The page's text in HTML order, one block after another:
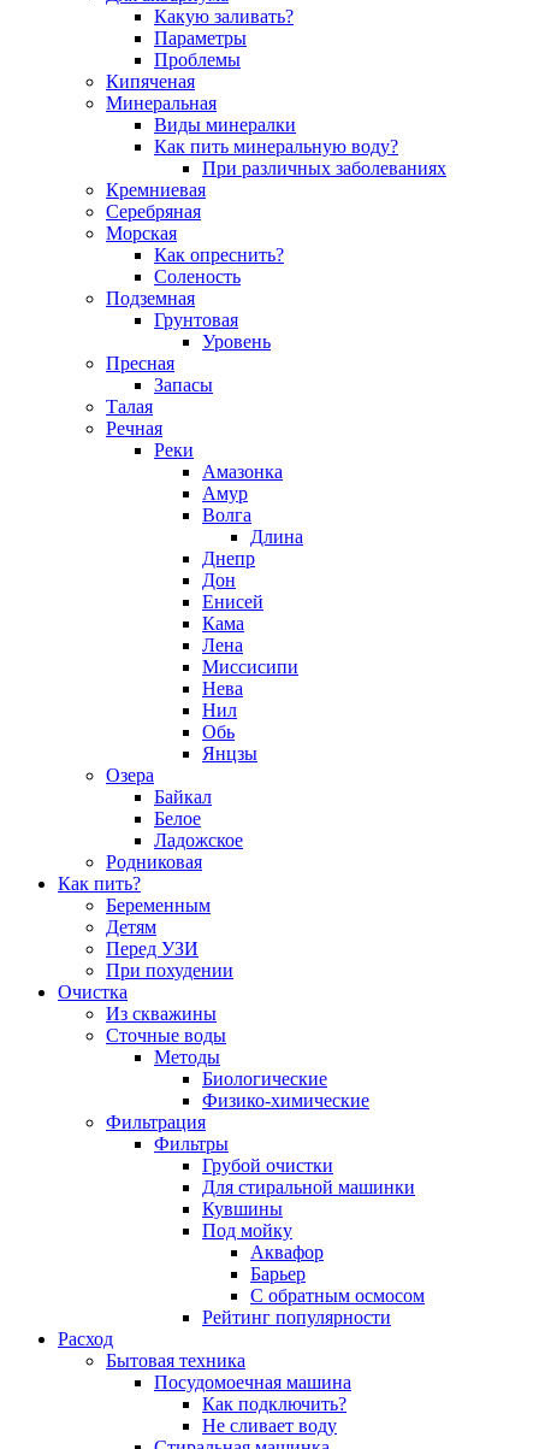
Какую заливать?
Параметры
Проблемы
Кипяченая
Минеральная
Виды минералки
Как пить минеральную воду?
При различных заболеваниях
Кремниевая
Серебряная
Морская
Как опреснить?
Соленость
Подземная
Грунтовая
Уровень
Пресная
Запасы
Талая
Речная
Реки
Амазонка
Амур
Волга
Длина
Днепр
Дон
Енисей
Кама
Лена
Миссисипи
Нева
Нил
Обь
Янцзы
Озера
Байкал
Белое
Ладожское
Родниковая
Как пить?
Беременным
Детям
Перед УЗИ
При похудении
Очистка
Из скважины
Сточные воды
Методы
Биологические
Физико-химические
Фильтрация
Фильтры
Грубой очистки
Для стиральной машинки
Кувшины
Под мойку
Аквафор
Барьер
С обратным осмосом
Рейтинг популярности
Расход
Бытовая техника
Посудомоечная машина
Как подключить?
Не сливает воду